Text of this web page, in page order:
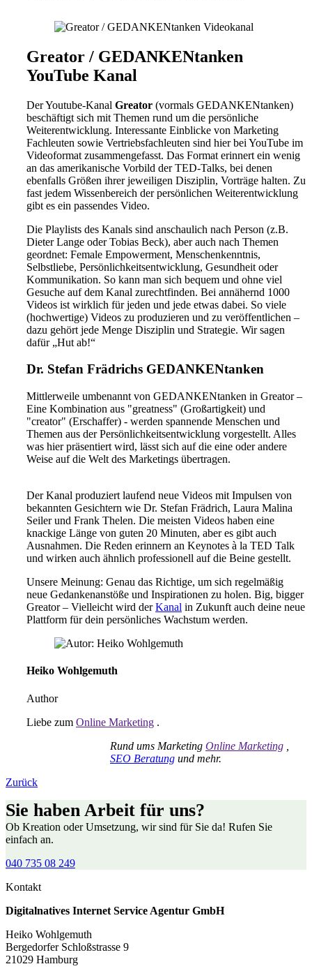
Greator / GEDANKENtanken
YouTube Kanal
Der Youtube-Kanal Greator (vormals GEDANKENtanken)
beschäftigt sich mit Themen rund um die persönliche
Weiterentwicklung. Interessante Einblicke von Marketing
Fachleuten sowie Vertriebsfachleuten sind hier bei YouTube im
Videoformat zusammengefasst. Das Format erinnert ein wenig
an das amerikanische Vorbild der TED-Talks, bei denen
ebenfalls Größen ihrer jeweiligen Disziplin, Vorträge halten. Zu
fast jedem Wissenbereich der persönlichen Weiterentwicklung
gibt es ein passendes Video.
Die Playlists des Kanals sind anschaulich nach Person (z.B.
Dieter Lange oder Tobias Beck), aber auch nach Themen
geordnet: Female Empowerment, Menschenkenntnis,
Selbstliebe, Persönlichkeitsentwicklung, Gesundheit oder
Kommunikation. So kann man sich bequem und ohne viel
Gesuche auf dem Kanal zurechtfinden. Bei annähernd 1000
Videos ist wirklich für jeden und jede etwas dabei. So viele
(hochwertige) Videos zu produzieren und zu veröffentlichen –
dazu gehört jede Menge Disziplin und Strategie. Wir sagen
dafür „Hut ab!“
Dr. Stefan Frädrichs GEDANKENtanken
Mittlerweile umbenannt von GEDANKENtanken in Greator –
Eine Kombination aus "greatness" (Großartigkeit) und
"creator" (Erschaffer) - werden spannende Menschen und
Themen aus der Persönlichkeitsentwicklung vorgestellt. Alles
was hier präsentiert wird, lässt sich auf die eine oder andere
Weise auf die Welt des Marketings übertragen.
Der Kanal produziert laufend neue Videos mit Impulsen von
bekannten Gesichtern wie Dr. Stefan Frädrich, Laura Malina
Seiler und Frank Thelen. Die meisten Videos haben eine
knackige Länge von guten 20 Minuten, aber es gibt auch
Ausnahmen. Die Reden erinnern an Keynotes à la TED Talk
und wirken auch ähnlich professionell auf die Beine gestellt.
Unsere Meinung: Genau das Richtige, um sich regelmäßig
neue Gedankenanstöße und Inspirationen zu holen. Big, bigger
Greator – Vielleicht wird derKanal in Zukunft auch deine neue
Plattform für dein persönliches Wachstum werden.
Heiko Wohlgemuth
Author
Liebe zum Online Marketing .
Rund ums Marketing Online Marketing
SEO Beratung und mehr.
Zurück
Sie haben Arbeit für uns?
Ob Kreation oder Umsetzung, wir sind für Sie da! Rufen Sie
einfach an.
040 735 08 249
Kontakt
Digitalnatives Internet Service Agentur GmbH
Heiko Wohlgemuth
Bergedorfer Schloßstrasse 9
21029 Hamburg